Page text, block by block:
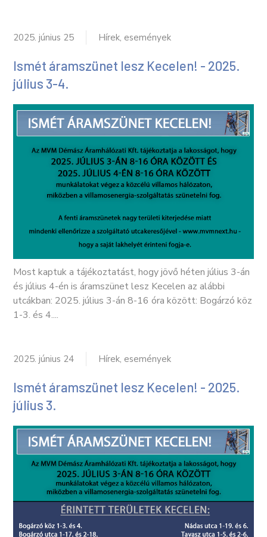
2025. június 25 Hírek, események
Ismét áramszünet lesz Kecelen! - 2025.
július 3-4.
Most kaptuk a tájékoztatást, hogy jövő héten július 3-án
és július 4-én is áramszünet lesz Kecelen az alábbi
utcákban: 2025. július 3-án 8-16 óra között: Bogárzó köz
1-3. és 4....
2025. június 24 Hírek, események
Ismét áramszünet lesz Kecelen! - 2025.
július 3.